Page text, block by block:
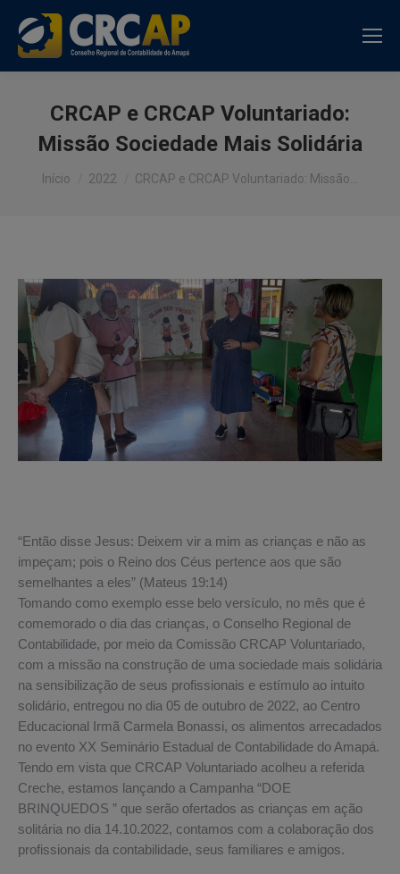
CRCAP e CRCAP Voluntariado:
Missão Sociedade Mais Solidária
Início 2022 CRCAP e CRCAP Voluntariado: Missão…
“Então disse Jesus: Deixem vir a mim as crianças e não as
impeçam; pois o Reino dos Céus pertence aos que são
semelhantes a eles” (Mateus 19:14)
Tomando como exemplo esse belo versículo, no mês que é
comemorado o dia das crianças, o Conselho Regional de
Contabilidade, por meio da Comissão CRCAP Voluntariado,
com a missão na construção de uma sociedade mais solidária
na sensibilização de seus profissionais e estímulo ao intuito
solidário, entregou no dia 05 de outubro de 2022, ao Centro
Educacional Irmã Carmela Bonassi, os alimentos arrecadados
no evento XX Seminário Estadual de Contabilidade do Amapá.
Tendo em vista que CRCAP Voluntariado acolheu a referida
Creche, estamos lançando a Campanha “DOE
BRINQUEDOS ” que serão ofertados as crianças em ação
solitária no dia 14.10.2022, contamos com a colaboração dos
profissionais da contabilidade, seus familiares e amigos.